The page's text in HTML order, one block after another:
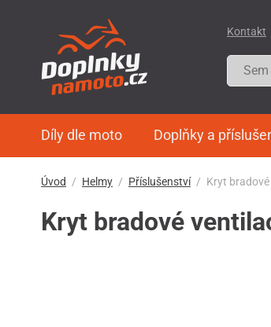
Díly dle moto Doplňky a
Kontakt
Úvod Helmy Příslušenství Kryt
Kryt bradové